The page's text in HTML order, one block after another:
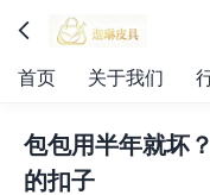

首页 关于我们
包包用半年就坏
的扣子